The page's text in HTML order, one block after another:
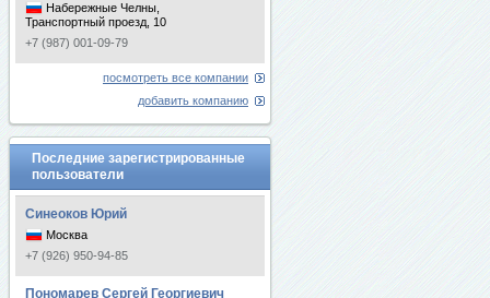
Набережные Челны,
Транспортный проезд, 10
+7 (987) 001-09-79
посмотреть все компании
добавить компанию
Последние зарегистрированные
пользователи
Синеоков Юрий
Москва
+7 (926) 950-94-85
Пономарев Сергей Георгиевич